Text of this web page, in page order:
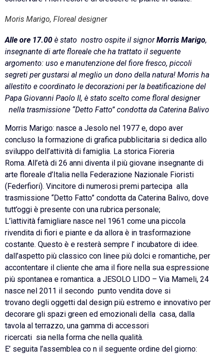
Moris Marigo, Floreal designer
Alle ore 17.00 è stato nostro ospite il signorMorris Marigo,
insegnante di arte floreale che ha trattato il seguente
argomento: uso e manutenzione del fiore fresco, piccoli
segreti per gustarsi al meglio un dono della natura! Morris ha
allestito e coordinato le decorazioni per la beatificazione del
Papa Giovanni Paolo II, è stato scelto come floral designer
nella trasmissione “Detto Fatto” condotta da Caterina Balivo
Morris Marigo: nasce a Jesolo nel 1977 e, dopo aver
concluso la formazione di grafica pubblicitaria si dedica allo
sviluppo dell’attività di famiglia. La storica Fioreria
Roma. All’età di 26 anni diventa il più giovane insegnante di
arte floreale d’Italia nella Federazione Nazionale Fioristi
(Federfiori). Vincitore di numerosi premi partecipa alla
trasmissione “Detto Fatto” condotta da Caterina Balivo, dove
tutt’oggi è presente con una rubrica personale;
L’ìattività famigliare nasce nel 1961 come una piccola
rivendita di fiori e piante e da allora è in trasformazione
costante. Questo è e resterà sempre l’ incubatore di idee.
dall’aspetto più classico con linee più dolci e romantiche, per
accontentare il cliente che ama il fiore nella sua espressione
più spontanea e romantica. a JESOLO LIDO – Via Mameli, 24
nasce nel 2011 il secondo punto vendita dove si
trovano degli oggetti dal design più estremo e innovativo per
decorare gli spazi green ed emozionali della casa, dalla
tavola al terrazzo, una gamma di accessori
ricercati sia nella forma che nella qualità.
E’ seguita l’assemblea co n il seguente ordine del giorno: